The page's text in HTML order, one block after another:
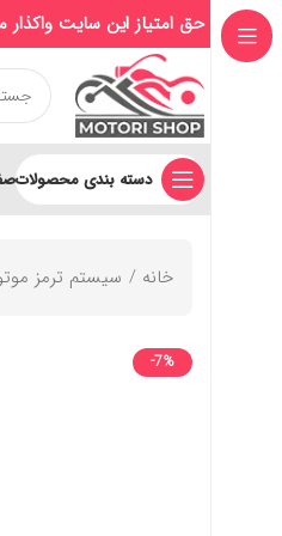
حق امتیاز این سایت واکذار می گردد
دسته بندی محصولات
خانه سیستم ترمز
-7%